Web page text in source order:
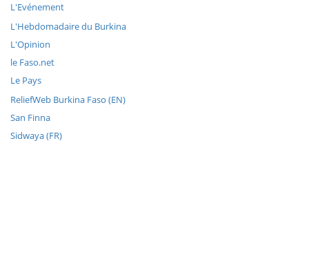
L'Evénement
L'Hebdomadaire du Burkina
L'Opinion
le Faso.net
Le Pays
ReliefWeb Burkina Faso (EN)
San Finna
Sidwaya (FR)